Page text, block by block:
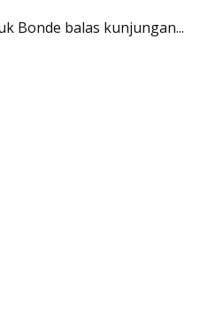
Bonde balas kunjungan...